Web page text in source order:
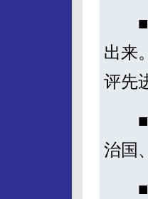
■
出来
评先
■
治国
■